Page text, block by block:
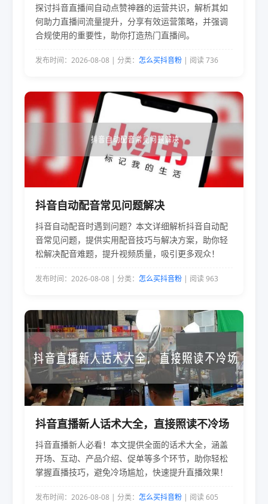
探讨抖音直播间自动点赞神器的运营共识，解析其如
何助力直播间流量提升，分享有效运营策略，并强调
合规使用的重要性，助你打造热门直播间。
发布时间：2026-08-08 | 分类： 怎么买抖音粉 | 阅读 736
抖音自动配音常见问题解决
抖音自动配音时遇到问题？本文详细解析抖音自动配
音常见问题，提供实用配音技巧与解决方案，助你轻
松解决配音难题，提升视频质量，吸引更多观众！
发布时间：2026-08-08 | 分类： 怎么买抖音粉 | 阅读 963
抖音直播新人话术大全，直接照读不冷场
抖音直播新人必看！本文提供全面的话术大全，涵盖
开场、互动、产品介绍、促单等多个环节，助你轻松
掌握直播技巧，避免冷场尴尬，快速提升直播效果！
发布时间：2026-08-08 | 分类： 怎么买抖音粉 | 阅读 605